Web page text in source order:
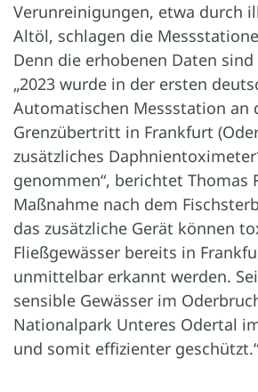
Verunreinigungen, etwa durch
Altöl, schlagen die
Denn die erhobenen Daten
„2023 wurde in der ersten
Automatischen Messstation an
Grenzübertritt in Frankfurt
zusätzliches
genommen“, berichtet Thomas
Maßnahme nach dem
das zusätzliche Gerät können
Fließgewässer bereits in
unmittelbar erkannt werden.
sensible Gewässer im
Nationalpark Unteres Odertal
und somit effizienter geschützt.“